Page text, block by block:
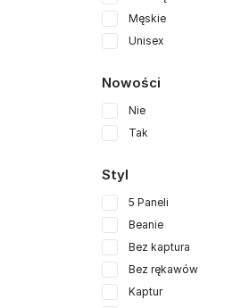
Męskie
Unisex
Nowości
Nie
Tak
Styl
5 Paneli
Beanie
Bez kaptura
Bez rękawów
Kaptur